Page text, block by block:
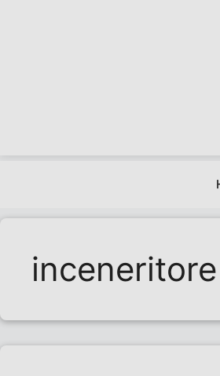
inceneritore